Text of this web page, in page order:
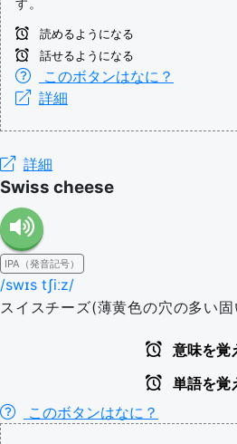
す。
読めるようになる
話せるようになる
このボタンはなに？
詳細
詳細
Swiss cheese
IPA（発音記号）
/swɪs tʃiːz/
スイスチーズ(薄黄色の穴の多い
意味を覚
単語を覚
このボタンはなに？